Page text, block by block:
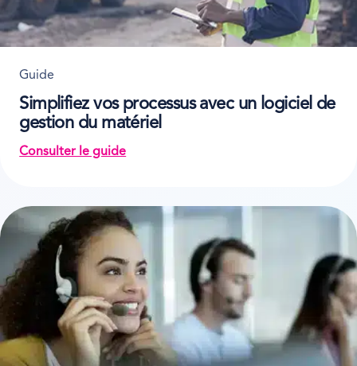
Guide
Simplifiez vos processus avec un logiciel de
gestion du matériel
Consulter le guide
on Simplifiez vos processus avec un logiciel de